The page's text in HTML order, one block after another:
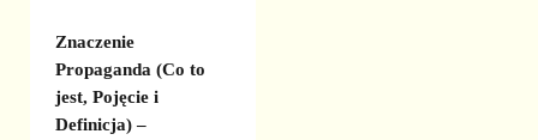
Znaczenie
Propaganda (Co to
jest, Pojęcie i
Definicja) –